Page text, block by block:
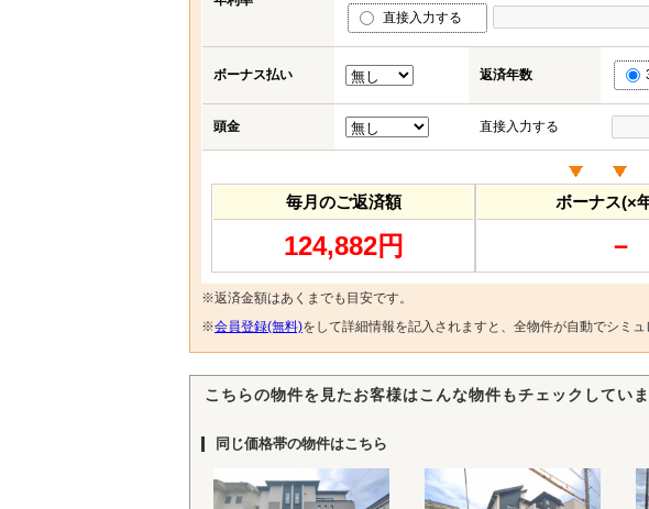
直接入力する
ボーナス払い 返済年数
頭金 直接入力する
毎月のご返済額
124,882円
ボーナス(×
－
※返済金額はあくまでも目安です。
※会員登録(無料)をして詳細情報を記入されますと、全物件が自動でシミ
こちらの物件を見たお客様はこんな物件もチェックしていま
同じ価格帯の物件はこちら